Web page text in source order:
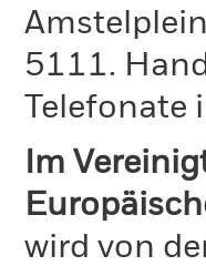
5111.
Telefonate
Im
wird von